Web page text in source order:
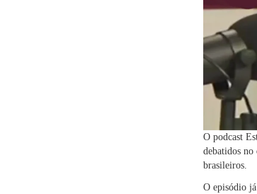
O podcast
debatidos
brasileiros.
O episódio